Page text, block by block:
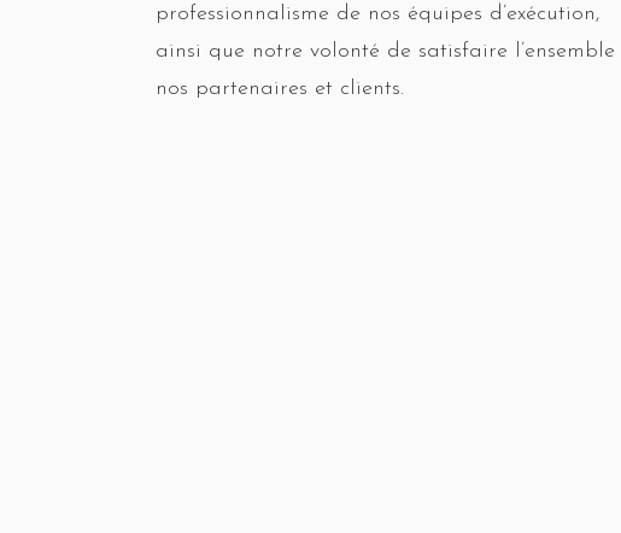
professionnalisme de nos équipes d’exécution,
ainsi que notre volonté de satisfaire l’ensemble
nos partenaires et clients.